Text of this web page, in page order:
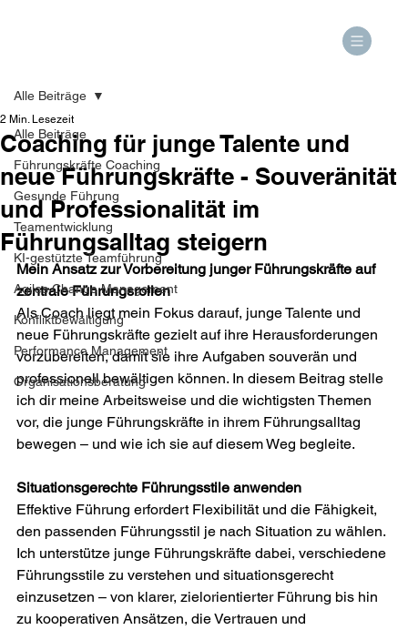
Alle Beiträge
Führungskräfte Coaching
Gesunde Führung
Teamentwicklung
KI-gestützte Teamführung
Agiles Change Management
Konfliktbewältigung
Performance Management
Organisationsberatung
Alle Beiträge
Coaching für junge Talente und
neue Führungskräfte - Souveränität
und Professionalität im
Führungsalltag steigern
2 Min. Lesezeit
Mein Ansatz zur Vorbereitung junger Führungskräfte auf
zentrale Führungsrollen
Als Coach liegt mein Fokus darauf, junge Talente und
neue Führungskräfte gezielt auf ihre Herausforderungen
vorzubereiten, damit sie ihre Aufgaben souverän und
professionell bewältigen können. In diesem Beitrag stelle
ich dir meine Arbeitsweise und die wichtigsten Themen
vor, die junge Führungskräfte in ihrem Führungsalltag
bewegen – und wie ich sie auf diesem Weg begleite.
Situationsgerechte Führungsstile anwenden
Effektive Führung erfordert Flexibilität und die Fähigkeit,
den passenden Führungsstil je nach Situation zu wählen.
Ich unterstütze junge Führungskräfte dabei, verschiedene
Führungsstile zu verstehen und situationsgerecht
einzusetzen – von klarer, zielorientierter Führung bis hin
zu kooperativen Ansätzen, die Vertrauen und